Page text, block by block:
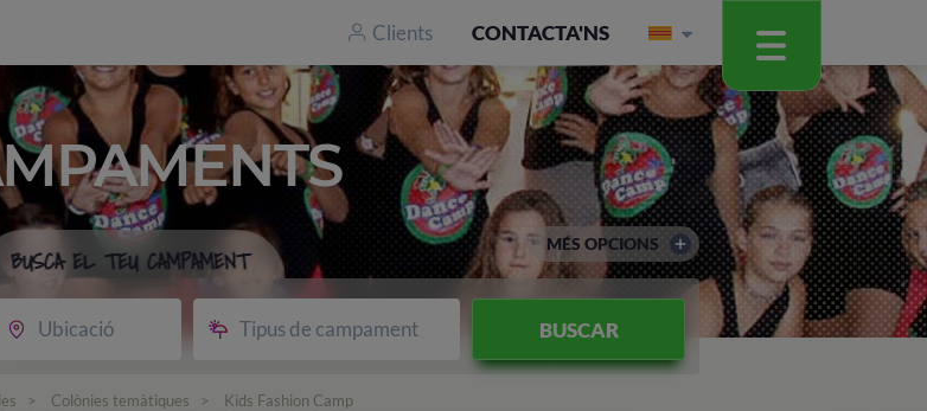
Clients CONTACTA'NS
BUSCA EL TEU CAMPAMENT
Ubicació Tipus de campament BUSCAR
MÉS OPCIONS
> Colònies temàtiques > Kids Fashion Camp